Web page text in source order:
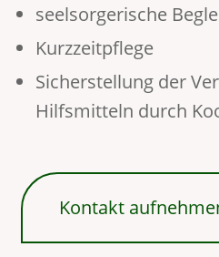
seelsorgerische
Kurzzeitpflege
Sicherstellung der
Hilfsmitteln durch
Kontakt